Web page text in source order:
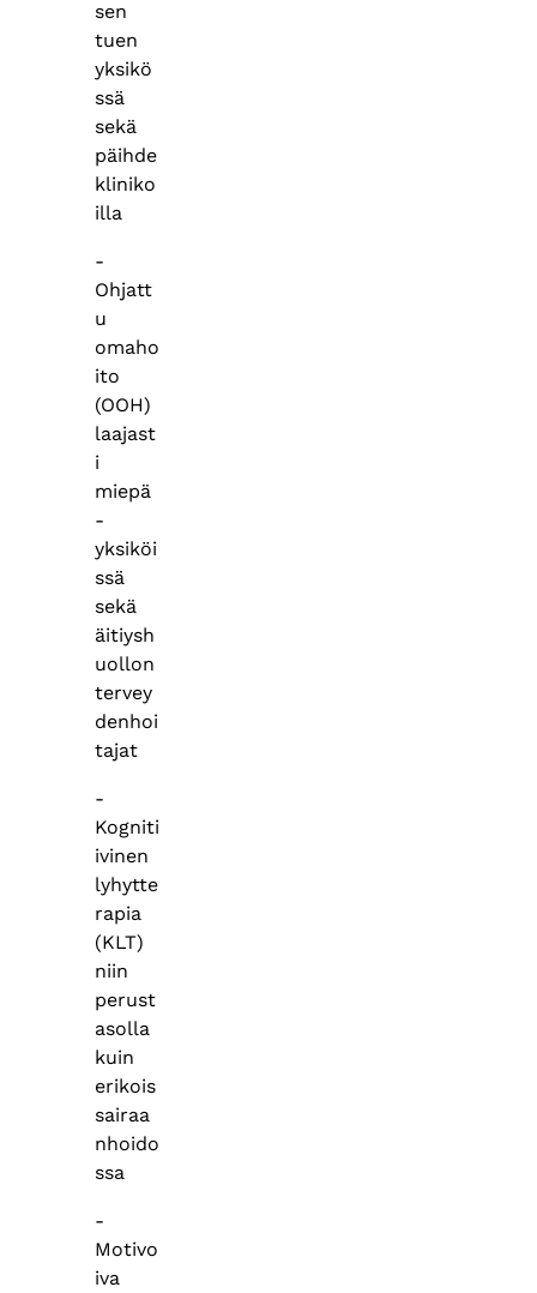
sen
tuen
yksikö
ssä
sekä
päihde
kliniko
illa
-
Ohjatt
u
omaho
ito
(OOH)
laajast
i
miepä
-
yksiköi
ssä
sekä
äitiysh
uollon
tervey
denhoi
tajat
-
Kogniti
ivinen
lyhytte
rapia
(KLT)
niin
perust
asolla
kuin
erikois
sairaa
nhoido
ssa
-
Motivo
iva